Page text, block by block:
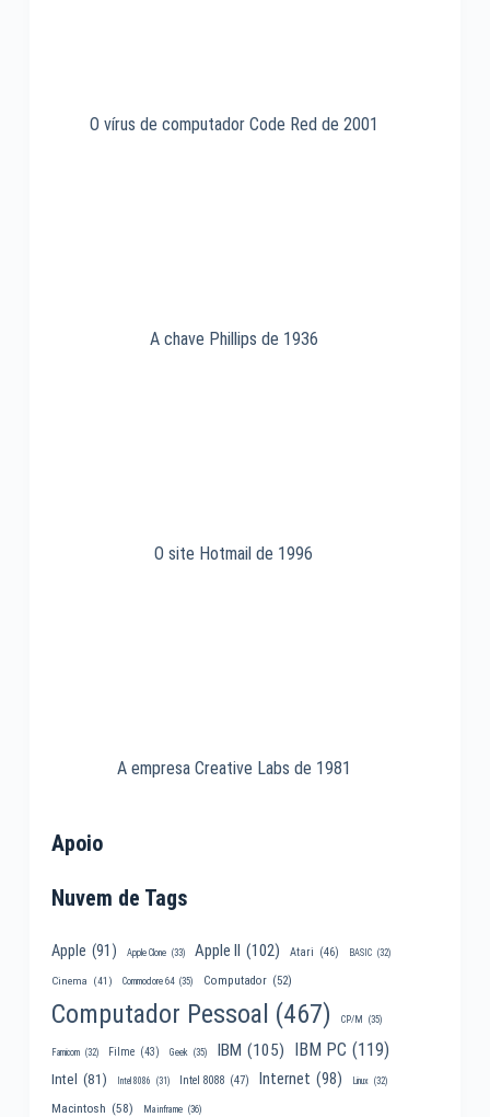
O vírus de computador Code Red de 2001
A chave Phillips de 1936
O site Hotmail de 1996
A empresa Creative Labs de 1981
Apoio
Nuvem de Tags
Apple (91) Apple Clone (33) Apple II (102) Atari (46) BASIC (32)
Cinema (41) Commodore 64 (35) Computador (52)
Computador Pessoal (467) CP/M (35)
Famicom (32) Filme (43) Geek (35) IBM (105) IBM PC (119)
Intel (81) Intel 8086 (31) Intel 8088 (47) Internet (98) Linux (32)
Macintosh (58) Mainframe (36)